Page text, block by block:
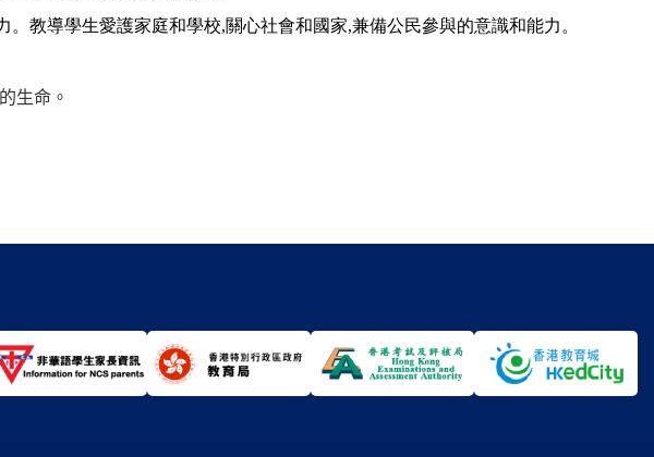
教導學生愛護家庭和學校,關心社會和國家,兼備公民參與的意識和能力。
生命。